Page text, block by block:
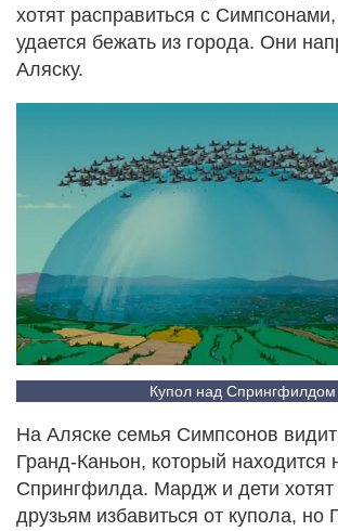
хотят расправиться с
удается бежать из города. Они
Аляску.
Купол над Спрингфилдом
На Аляске семья Симпсонов
Гранд-Каньон, который находится
Спрингфилда. Мардж и дети хотят
друзьям избавиться от купола, но